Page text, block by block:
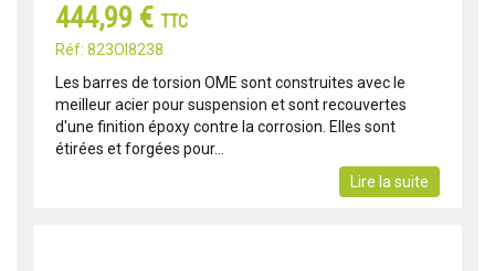
444,99 € TTC
Réf: 823OI8238
Les barres de torsion OME sont construites avec le
meilleur acier pour suspension et sont recouvertes
d'une finition époxy contre la corrosion. Elles sont
étirées et forgées pour...
Lire la suite